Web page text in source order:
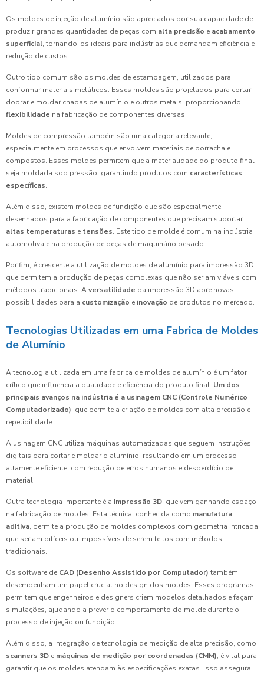
Os moldes de injeção de alumínio são apreciados por sua capacidade de
produzir grandes quantidades de peças com alta precisão e acabamento
superficial, tornando-os ideais para indústrias que demandam eficiência e
redução de custos.
Outro tipo comum são os moldes de estampagem, utilizados para
conformar materiais metálicos. Esses moldes são projetados para cortar,
dobrar e moldar chapas de alumínio e outros metais, proporcionando
flexibilidade na fabricação de componentes diversas.
Moldes de compressão também são uma categoria relevante,
especialmente em processos que envolvem materiais de borracha e
compostos. Esses moldes permitem que a materialidade do produto final
seja moldada sob pressão, garantindo produtos com características
específicas.
Além disso, existem moldes de fundição que são especialmente
desenhados para a fabricação de componentes que precisam suportar
altas temperaturas e tensões. Este tipo de molde é comum na indústria
automotiva e na produção de peças de maquinário pesado.
Por fim, é crescente a utilização de moldes de alumínio para impressão 3D,
que permitem a produção de peças complexas que não seriam viáveis com
métodos tradicionais. Aversatilidade da impressão 3D abre novas
possibilidades para a customização e inovação de produtos no mercado.
Tecnologias Utilizadas em uma Fabrica de Moldes
de Alumínio
A tecnologia utilizada em uma fabrica de moldes de alumínio é um fator
crítico que influencia a qualidade e eficiência do produto final. Um dos
principais avanços na indústria é a usinagem CNC (Controle Numérico
Computadorizado), que permite a criação de moldes com alta precisão e
repetibilidade.
A usinagem CNC utiliza máquinas automatizadas que seguem instruções
digitais para cortar e moldar o alumínio, resultando em um processo
altamente eficiente, com redução de erros humanos e desperdício de
material.
Outra tecnologia importante é a impressão 3D, que vem ganhando espaço
na fabricação de moldes. Esta técnica, conhecida como manufatura
aditiva, permite a produção de moldes complexos com geometria intricada
que seriam difíceis ou impossíveis de serem feitos com métodos
tradicionais.
Os software de CAD (Desenho Assistido por Computador) também
desempenham um papel crucial no design dos moldes. Esses programas
permitem que engenheiros e designers criem modelos detalhados e façam
simulações, ajudando a prever o comportamento do molde durante o
processo de injeção ou fundição.
Além disso, a integração de tecnologia de medição de alta precisão, como
scanners 3D e máquinas de medição por coordenadas (CMM), é vital para
garantir que os moldes atendam às especificações exatas. Isso assegura